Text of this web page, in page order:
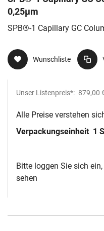
0,25µm
SPB®-1 Capillary GC
Wunschliste
Unser Listenpreis*: 879,00
Alle Preise verstehen
Verpackungseinheit 1
Bitte loggen Sie sich
sehen